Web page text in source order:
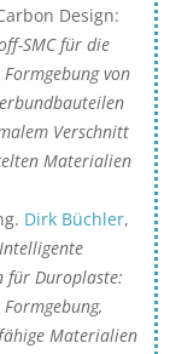
Design:
SMC für die
von
Verschnitt
Materialien
Dirk Büchler,
Intelligente
für Duroplaste:
Materialien